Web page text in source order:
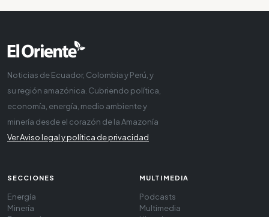
Noticias de Ecuador, Colombia y Perú, y
su región amazónica. Cubriendo política,
economía, energía, medio ambiente y
minería desde el corazón de la Amazonía
Ver Aviso legal y política de privacidad
SECCIONES
Energía
Minería
MULTIMEDIA
Podcasts
Multimedia